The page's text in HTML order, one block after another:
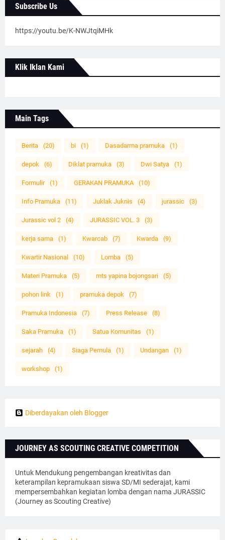
Subscribe Us
https://youtu.be/K-NWJtqiMHk
Klik Iklan Kami
Main Tags
Berita (20) bi (1) Dasadarma pramuka (1)
depok (6) Diklat pramuka (3) Dwi Satya (1)
Formulir (1) GERAKAN PRAMUKA (10)
Info Pramuka (11) Juklak Juknis (4) jurassic (3)
Jurassic vol 2 (4) JURASSIC VOL. 3 (3)
kerja sama (1) Kwarcab (7) Kwarda (9)
Kwartir Nasional (10) Lomba (5)
Materi Pramuka (5) mts yapina bojongsari (5)
pohon link (1) pramuka depok (7)
Pramuka Indonesia (7) Press Release (8)
Saka Pramuka (1) Satua Komunitas (1)
sejarah (4) Siaga Pemula (1) Undangan (1)
workshop (1)
Diberdayakan oleh Blogger
JOURNEY AS SCOUTING CREATIVE COMPETITION
Untuk Mendukung pengembangan kreativitas dan
keterampilan kepramukaan siswa SD/MI sederajat, kami
mempersembahkan kegiatan lomba dengan nama JURASSIC
(Journey as Scouting Creative)